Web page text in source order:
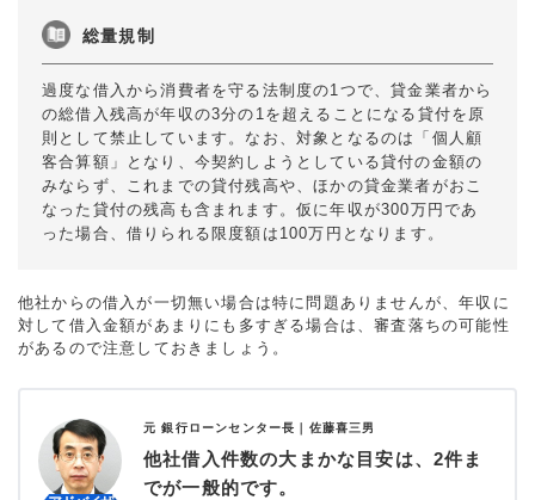
総量規制
過度な借入から消費者を守る法制度の1つで、貸金業者から
の総借入残高が年収の3分の1を超えることになる貸付を原
則として禁止しています。なお、対象となるのは「個人顧
客合算額」となり、今契約しようとしている貸付の金額の
みならず、これまでの貸付残高や、ほかの貸金業者がおこ
なった貸付の残高も含まれます。仮に年収が300万円であ
った場合、借りられる限度額は100万円となります。
他社からの借入が一切無い場合は特に問題ありませんが、年収に
対して借入金額があまりにも多すぎる場合は、審査落ちの可能性
があるので注意しておきましょう。
元 銀行ローンセンター長｜ 佐藤喜三男
他社借入件数の大まかな目安は、2件ま
でが一般的です。